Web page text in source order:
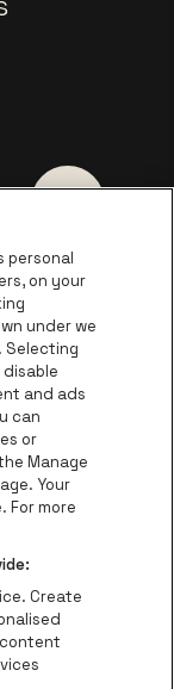
Ga naar
Ga naar de
Cola
de website van
Ga naar de
de website
van Het
Ga naar de
be•at
personal
on your
under we
Selecting
and ads
can
or
Manage
Your
For more
Create